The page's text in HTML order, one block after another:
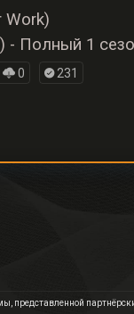
Work)
- Полный 1
0 231
представленной